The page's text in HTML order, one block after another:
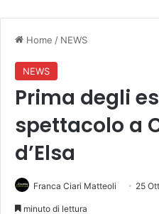
Home / NEWS
NEWS
Prima degli
spettacolo a
d’Elsa
Franca Ciari Matteoli 25
minuto di lettura